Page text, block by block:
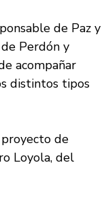
de Paz y
Perdón y
acompañar
distintos tipos
de
Loyola, del